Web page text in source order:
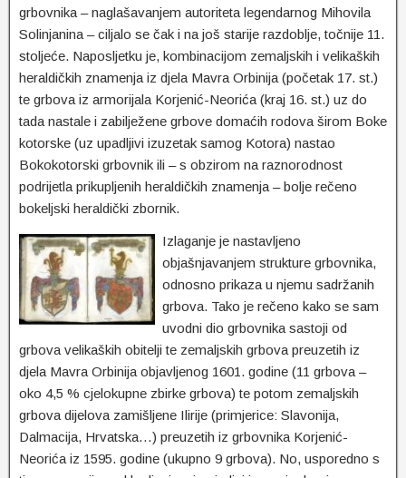
grbovnika – naglašavanjem autoriteta legendarnog Mihovila
Solinjanina – ciljalo se čak i na još starije razdoblje, točnije 11.
stoljeće. Naposljetku je, kombinacijom zemaljskih i velikaških
heraldičkih znamenja iz djela Mavra Orbinija (početak 17. st.)
te grbova iz armorijala Korjenić-Neorića (kraj 16. st.) uz do
tada nastale i zabilježene grbove domaćih rodova širom Boke
kotorske (uz upadljivi izuzetak samog Kotora) nastao
Bokokotorski grbovnik ili – s obzirom na raznorodnost
podrijetla prikupljenih heraldičkih znamenja – bolje rečeno
bokeljski heraldički zbornik.
Izlaganje je nastavljeno
objašnjavanjem strukture grbovnika,
odnosno prikaza u njemu sadržanih
grbova. Tako je rečeno kako se sam
uvodni dio grbovnika sastoji od
grbova velikaških obitelji te zemaljskih grbova preuzetih iz
djela Mavra Orbinija objavljenog 1601. godine (11 grbova –
oko 4,5 % cjelokupne zbirke grbova) te potom zemaljskih
grbova dijelova zamišljene Ilirije (primjerice: Slavonija,
Dalmacija, Hrvatska…) preuzetih iz grbovnika Korjenić-
Neorića iz 1595. godine (ukupno 9 grbova). No, usporedno s